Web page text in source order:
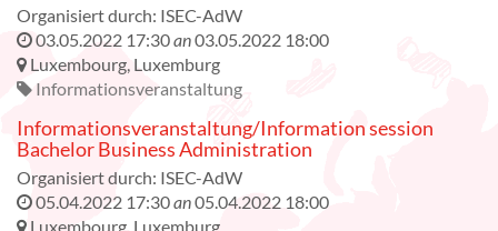
Organisiert durch: ISEC-AdW
03.05.2022 17:30an03.05.2022 18:00
Luxembourg, Luxemburg
Informationsveranstaltung
Informationsveranstaltung/Information session
Bachelor Business Administration
Organisiert durch: ISEC-AdW
05.04.2022 17:30an05.04.2022 18:00
Luxembourg, Luxemburg